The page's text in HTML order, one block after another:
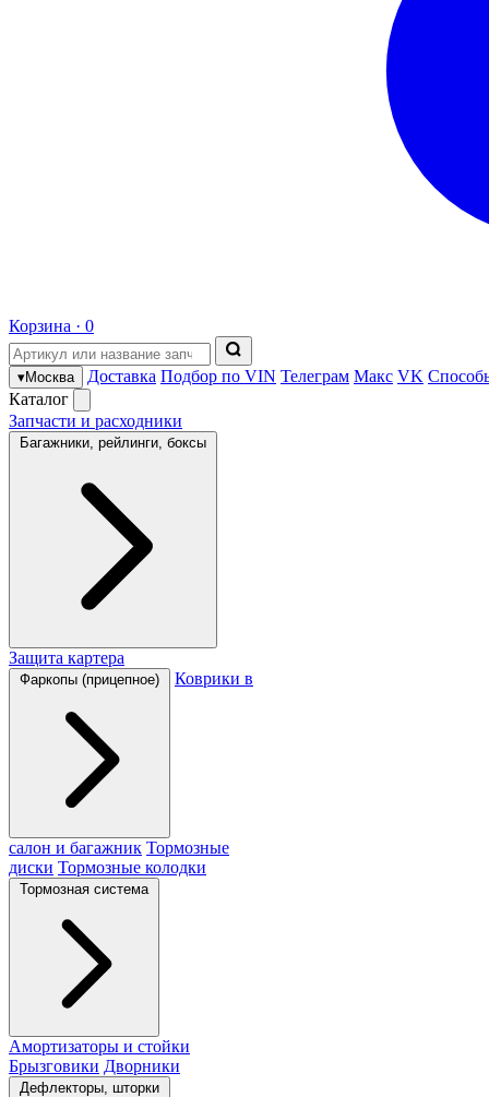
Корзина · 0
▾Москва Доставка Подбор по VIN Телеграм Макс VK
Каталог
Запчасти и расходники
Багажники, рейлинги, боксы
Защита картера
Фаркопы (прицепное) Коврики в
салон и багажник Тормозные
диски Тормозные колодки
Тормозная система
Амортизаторы и стойки
Брызговики Дворники
Дефлекторы, шторки